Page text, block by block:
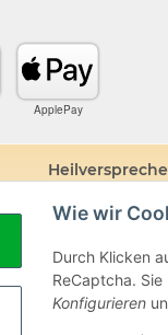
Wie wir
Durch Klicken
ReCaptcha.
Konfigurieren
ApplePay
Edelsteine und
Prospekten oder
sind. Die
Besuch beim
Diagnose- oder